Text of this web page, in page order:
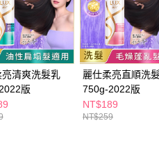
「AFTEE先享後付」服務完成之交
資料，並將交易相關給付款項請求債
下網址：
理人或監護人之同意方可使用
者引起之損失，本公司不負相關責
運費
運費
運費
亮清爽洗髮乳
版
麗仕柔亮直順洗
750g-2022版
NT$189
NT$259